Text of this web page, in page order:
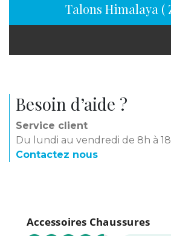
Besoin d’aide ?
Service client
Du lundi au vendredi de 8h à
Contactez nous
Accessoires Chaussures
Talons Himalaya (